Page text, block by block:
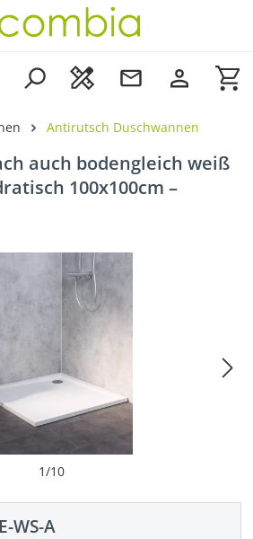
Antirutsch Duschwannen
auch bodengleich weiß
100x100cm –
1/10
WS-A